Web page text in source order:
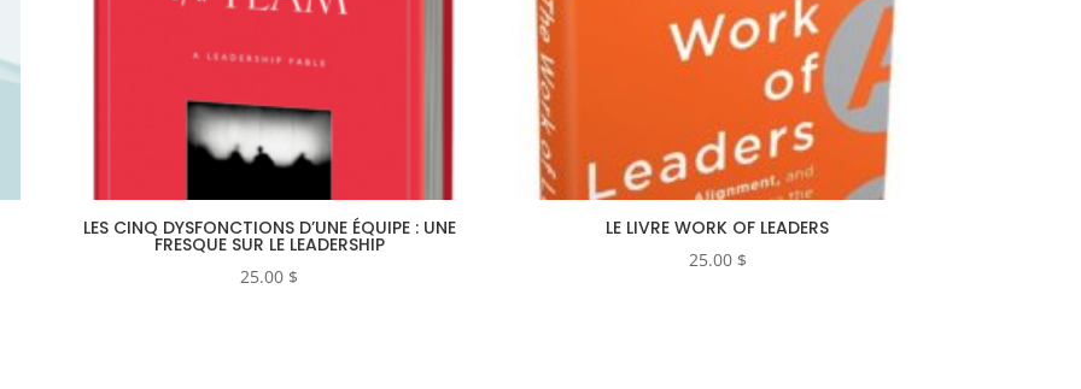
LES CINQ DYSFONCTIONS D’UNE ÉQUIPE : UNE
FRESQUE SUR LE LEADERSHIP
25.00 $
LE LIVRE WORK OF LEADERS
25.00 $